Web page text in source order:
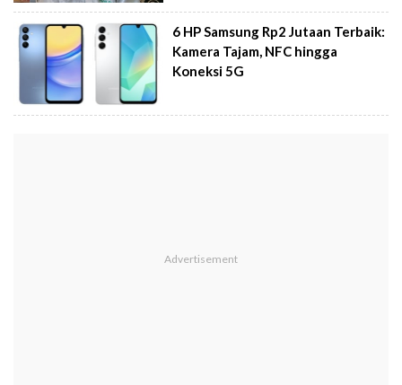
6 HP Samsung Rp2 Jutaan Terbaik:
Kamera Tajam, NFC hingga
Koneksi 5G